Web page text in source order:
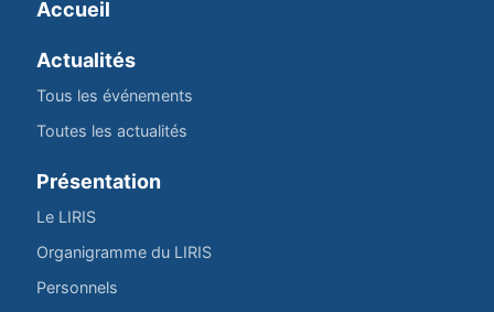
Accueil
Actualités
Tous les événements
Toutes les actualités
Présentation
Le LIRIS
Organigramme du LIRIS
Personnels